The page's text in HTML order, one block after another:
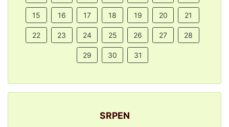
15 16 17 18 19 20 21
22 23 24 25 26 27 28
29 30 31
SRPEN